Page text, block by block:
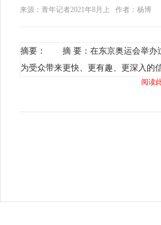
来源：青年记者2021年8月上
作者：杨博
摘要： 摘 要：在东京奥运会举办
为受众带来更快、更有趣、更深入的
阅读